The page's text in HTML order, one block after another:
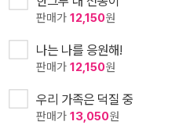
판매가 12,150원
나는 나를 응원해!
판매가 12,150원
우리 가족은 덕질 중
판매가 13,050원